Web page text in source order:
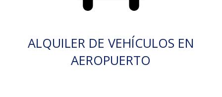
ALQUILER DE VEHÍCULOS EN
AEROPUERTO